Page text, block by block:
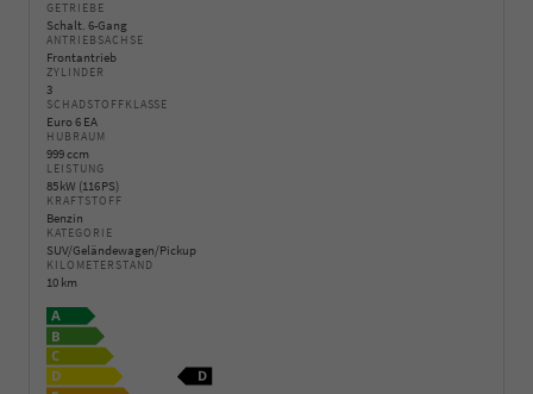
GETRIEBE
Schalt. 6-Gang
ANTRIEBSACHSE
Frontantrieb
ZYLINDER
3
SCHADSTOFFKLASSE
Euro 6 EA
HUBRAUM
999 ccm
LEISTUNG
85 kW (116 PS)
KRAFTSTOFF
Benzin
KATEGORIE
SUV/Geländewagen/Pickup
KILOMETERSTAND
10 km